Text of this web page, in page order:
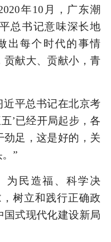
年10月，广东潮
总书记意味深长地
出每个时代的事情
贡献大、贡献小，青
近平总书记在北京考
’已经开局起步，各
足，这是好的，关
”
为民造福、科学决
树立和践行正确政
式现代化建设新局